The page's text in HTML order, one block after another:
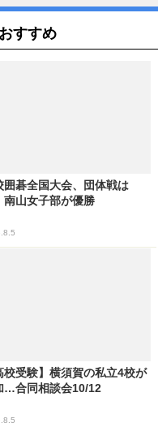
すすめ
囲碁全国大会、団体戦は
南山女子部が優勝
校受験】横須賀の私立4校が
…合同相談会10/12